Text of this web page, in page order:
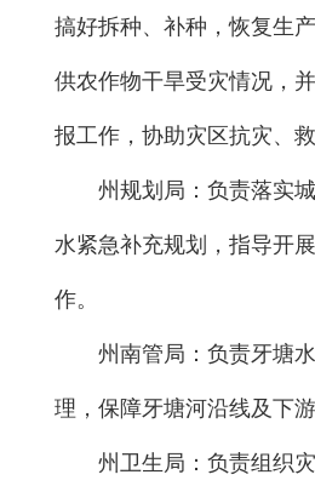
搞好拆种、补种，恢复生
供农作物干旱受灾情况，
报工作，协助灾区抗灾、
州规划局：负责落实城
水紧急补充规划，指导开
作。
州南管局：负责牙塘水
理，保障牙塘河沿线及下游
州卫生局：负责组织灾